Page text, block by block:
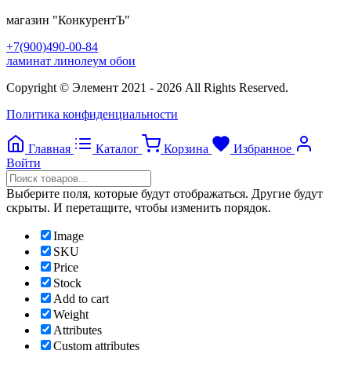
магазин "КонкурентЪ"
+7(900)490-00-84
ламинат линолеум обои
Copyright © Элемент 2021 - 2026 All Rights Reserved.
Политика конфиденциальности
Главная Каталог Корзина
Избранное
Войти
Выберите поля, которые будут отображаться. Другие будут
скрыты. И перетащите, чтобы изменить порядок.
Image
SKU
Price
Stock
Add to cart
Weight
Attributes
Custom attributes